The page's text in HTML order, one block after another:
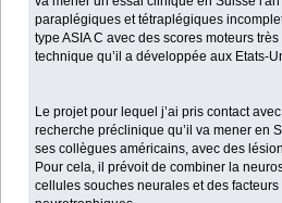
paraplégiques et tétraplégiques
type ASIA C avec des scores moteurs
technique qu’il a développée aux Etats-
Le projet pour lequel j’ai pris contact
recherche préclinique qu’il va mener en
ses collègues américains, avec des
Pour cela, il prévoit de combiner la
cellules souches neurales et des